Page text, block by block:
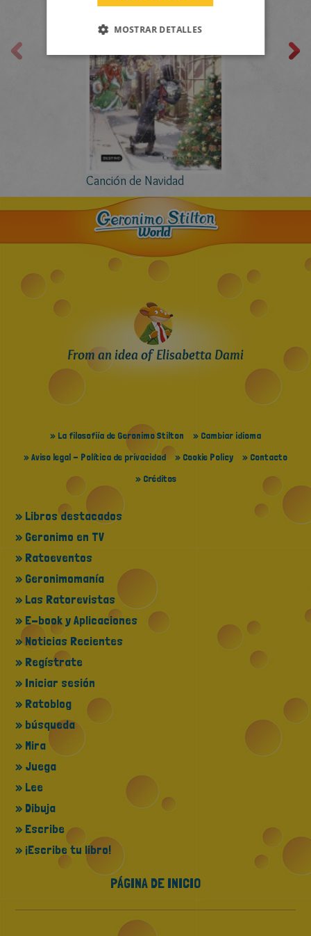
Canción de Navidad
From an idea of Elisabetta Dami
» La filosofiía de Geronimo Stilton
» Cambiar idioma
» Aviso legal - Política de privacidad
» Cookie Policy
» Contacto
» Créditos
» Libros destacados
» Geronimo en TV
» Ratoeventos
» Geronimomanía
» Las Ratorevistas
» E-book y Aplicaciones
» Noticias Recientes
» Regístrate
» Iniciar sesión
» Ratoblog
» búsqueda
» Mira
» Juega
» Lee
» Dibuja
» Escribe
» ¡Escribe tu libro!
PÁGINA DE INICIO
MOSTRAR DETALLES